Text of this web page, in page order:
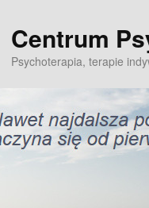
Centrum
Psychoterapia, terapie